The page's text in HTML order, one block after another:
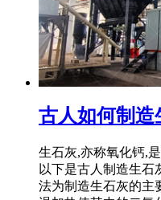
古人如何制造
生石灰,亦称氧化钙,
以下是古人制造生石
法为制造生石灰的主